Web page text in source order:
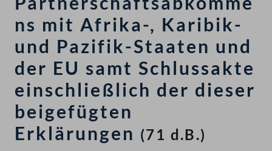
ns mit Afrika-, Karibik-
und Pazifik-Staaten und
der EU samt Schlussakte
einschließlich der dieser
beigefügten
Erklärungen (71 d.B.)